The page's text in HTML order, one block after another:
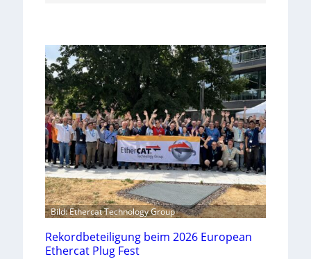
Bild: Ethercat Technology Group
Rekordbeteiligung beim 2026 European
Ethercat Plug Fest